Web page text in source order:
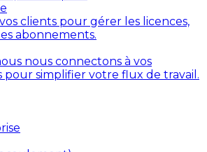
clients pour gérer les licences,
abonnements.
nous connectons à vos
pour simplifier votre flux de travail.